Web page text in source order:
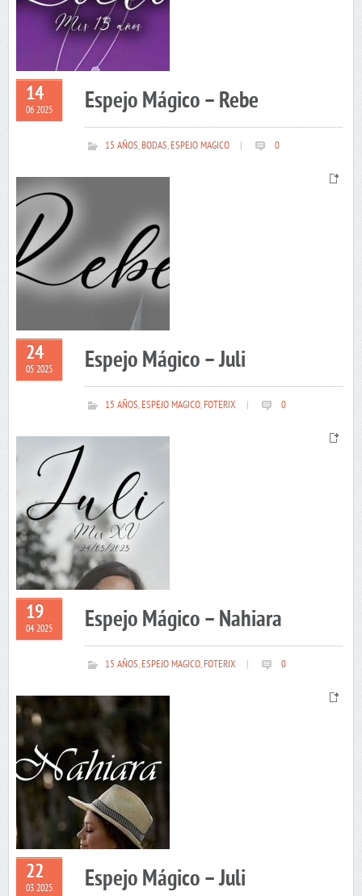
14
06 2025 Espejo Mágico – Rebe
15 AÑOS,BODAS,ESPEJO MAGICO 0
24
05 2025 Espejo Mágico – Juli
15 AÑOS,ESPEJO MAGICO,FOTERIX 0
19
04 2025 Espejo Mágico – Nahiara
15 AÑOS,ESPEJO MAGICO,FOTERIX 0
22
03 2025 Espejo Mágico – Juli